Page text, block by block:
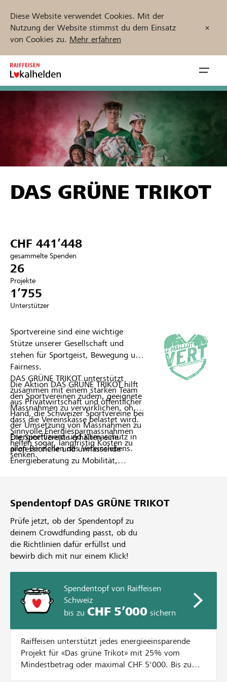
Diese Website verwendet Cookies. Mit der
Nutzung der Website stimmst du dem Einsatz
von Cookies zu. Mehr erfahren
Zum
Inhalt
springen
öffnen
Unterstützen
Partner / Raiffeisenbank
Anmelden
Registrieren
Projekte und Organisationen finden
Jetzt starten
DE FR
DAS GRÜNE TRIKOT
CHF 441’448
gesammelte Spenden
26
Projekte
1’755
Unterstützer
Sportvereine sind eine wichtige
Stütze unserer Gesellschaft und
stehen für Sportgeist, Bewegung und
Fairness.
DAS GRÜNE TRIKOT unterstützt
zusammen mit einem starken Team
aus Privatwirtschaft und öffentlicher
Hand, die Schweizer Sportvereine bei
der Umsetzung von Massnahmen zu
Energieeffizienz und Klimaschutz in
allen Bereichen des Vereinslebens.
Die Aktion DAS GRÜNE TRIKOT hilft
den Sportvereinen zudem, geeignete
Massnahmen zu verwirklichen, ohne
dass die Vereinskasse belastet wird.
Sinnvolle Energiesparmassnahmen
helfen sogar, langfristig Kosten zu
senken.
Die Sportvereine erhalten eine
professionelle und umfassende
Energieberatung zu Mobilität,
wird ein Projekt evaluiert, das ein
hohes Potenzial an Energie- sowie
Kosteneinsparungen aufweist.
Mittels Crowdfunding werden auf
lokalhelden.ch die benötigten
finanziellen Mittel gesammelt.
Spendentopf DAS GRÜNE TRIKOT
Prüfe jetzt, ob der Spendentopf zu
deinem Crowdfunding passt, ob du
die Richtlinien dafür erfüllst und
bewirb dich mit nur einem Klick!
Spendentopf von Raiffeisen
Schweiz
bis zu CHF 5’000sichern
Raiffeisen unterstützt jedes energieeinsparende
Projekt für «Das grüne Trikot» mit 25% vom
Mindestbetrag oder maximal CHF 5'000. Bis zum